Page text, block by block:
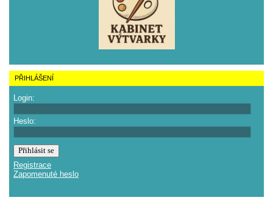
PŘIHLÁŠENÍ
Login:
Heslo:
Registrace
Zapomenuté heslo